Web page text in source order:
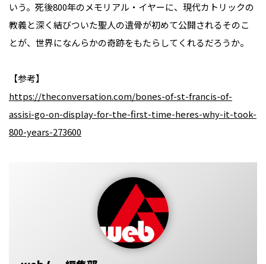
いう。死後800年のメモリアル・イヤーに、現代カトリックの
教義と深く結びついた聖人の遺骨が初めて公開される――そのこ
とが、世界になんらかの奇跡をもたらしてくれるだろうか。
【参考】
https://theconversation.com/bones-of-st-francis-of-
assisi-go-on-display-for-the-first-time-heres-why-it-took-
800-years-273600